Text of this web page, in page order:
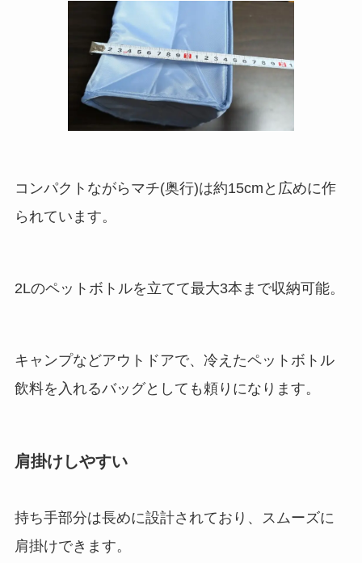
コンパクトながらマチ(奥行)は約15cmと広めに作
られています。
2Lのペットボトルを立てて最大3本まで収納可能。
キャンプなどアウトドアで、冷えたペットボトル
飲料を入れるバッグとしても頼りになります。
肩掛けしやすい
持ち手部分は長めに設計されており、スムーズに
肩掛けできます。